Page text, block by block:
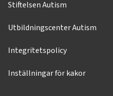
Stiftelsen Autism
Utbildningscenter Autism
Integritetspolicy
Inställningar för kakor